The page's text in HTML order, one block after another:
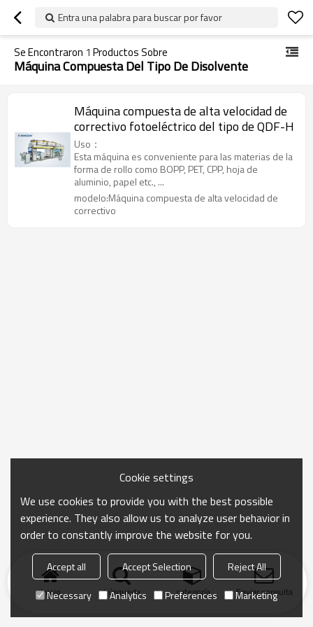
Entra una palabra para buscar por favor
Se Encontraron 1 Productos Sobre
Máquina Compuesta Del Tipo De Disolvente
Máquina compuesta de alta velocidad de
correctivo fotoeléctrico del tipo de QDF-H
Uso：
Esta máquina es conveniente para las materias de la
forma de rollo como BOPP, PET, CPP, hoja de
aluminio, papel etc., ...
modelo:Máquina compuesta de alta velocidad de
correctivo
Inicio búsqueda categoría Enviar consulta
Cookie settings
We use cookies to provide you with the best possible
experience. They also allow us to analyze user behavior in
order to constantly improve the website for you.
Accept all Accept Selection
Reject All
Necessary
Analytics Preferences Marketing